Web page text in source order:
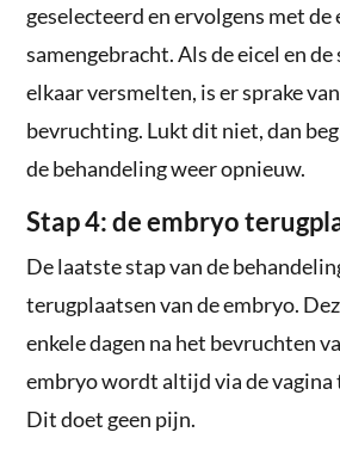
geselecteerd en ervolgens met de
samengebracht. Als de eicel en
elkaar versmelten, is er sprake
bevruchting. Lukt dit niet, dan
de behandeling weer opnieuw.
Stap 4: de embryo
De laatste stap van de
terugplaatsen van de embryo.
enkele dagen na het bevruchten
embryo wordt altijd via de
Dit doet geen pijn.